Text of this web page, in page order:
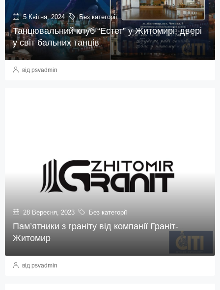
5 Квітня, 2024 Без категорії
Танцювальний клуб “Естет” у Житомирі: двері
у світ бальних танців
від psvadmin
28 Вересня, 2023 Без категорії
Пам’ятники з граніту від компанії Граніт-
Житомир
від psvadmin